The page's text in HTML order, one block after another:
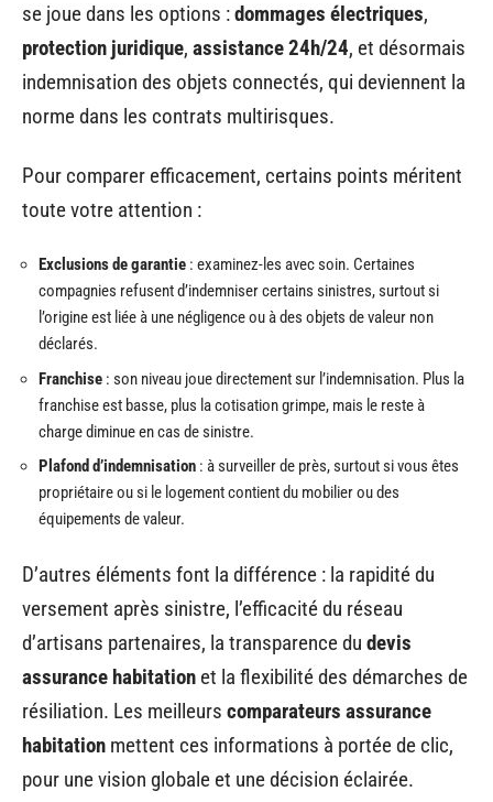
se joue dans les options :dommages électriques,
protection juridique, assistance 24h/24, et désormais
indemnisation des objets connectés, qui deviennent la
norme dans les contrats multirisques.
Pour comparer efficacement, certains points méritent
toute votre attention :
Exclusions de garantie : examinez-les avec soin. Certaines
compagnies refusent d’indemniser certains sinistres, surtout si
l’origine est liée à une négligence ou à des objets de valeur non
déclarés.
Franchise : son niveau joue directement sur l’indemnisation. Plus la
franchise est basse, plus la cotisation grimpe, mais le reste à
charge diminue en cas de sinistre.
Plafond d’indemnisation : à surveiller de près, surtout si vous êtes
propriétaire ou si le logement contient du mobilier ou des
équipements de valeur.
D’autres éléments font la différence : la rapidité du
versement après sinistre, l’efficacité du réseau
d’artisans partenaires, la transparence du devis
assurance habitation et la flexibilité des démarches de
résiliation. Les meilleurs comparateurs assurance
habitation mettent ces informations à portée de clic,
pour une vision globale et une décision éclairée.